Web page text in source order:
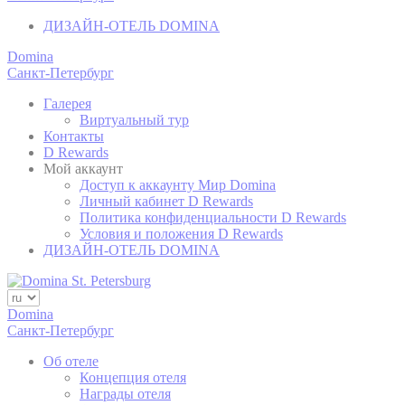
_deCookiesConsentDeleteKey
_deCountryResp
Cookie
Consent
_deCookiesConsent
D-edge
Remember user's
статистика
Такие файлы cookie используются для сбора
информации пользователей о пути навигации с
конечной целью для агрегированного анализа
ДИЗАЙН-ОТЕЛЬ DOMINA
Domina
Санкт-Петербург
Галерея
Виртуальный тур
Контакты
D Rewards
Мой аккаунт
Доступ к аккаунту Мир Domina
Личный кабинет D Rewards
Политика конфиденциальности D Rewards
Условия и положения D Rewards
ДИЗАЙН-ОТЕЛЬ DOMINA
Domina
Санкт-Петербург
Об отеле
Концепция отеля
Награды отеля